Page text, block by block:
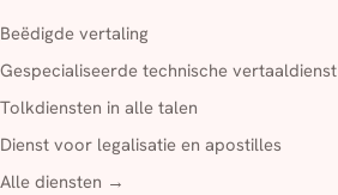
Beëdigde vertaling
Gespecialiseerde technische vertaaldienst
Tolkdiensten in alle talen
Dienst voor legalisatie en apostilles
Alle diensten →